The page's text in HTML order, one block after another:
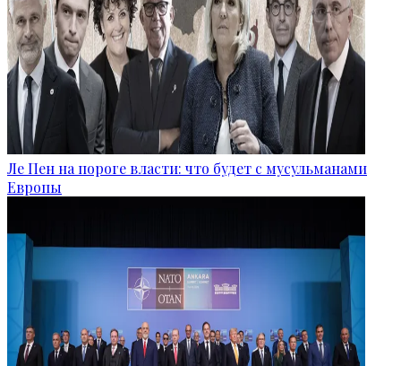
Ле Пен на пороге власти: что будет с мусульманами
Европы